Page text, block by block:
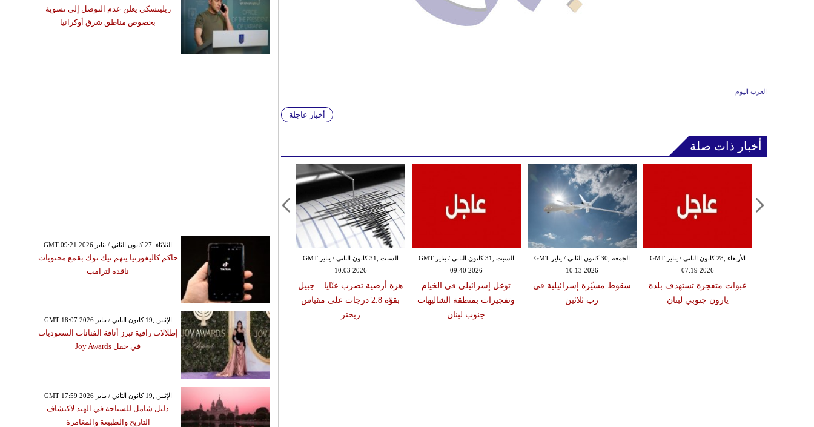
العرب اليوم
أخبار عاجلة
أخبار ذات صلة
السبت ,31 كانون الثاني / يناير GMT
10:03 2026
هزة أرضية تضرب عنّايا – جبيل
بقوّة 2.8 درجات على مقياس
ريختر
السبت ,31 كانون الثاني / يناير GMT
09:40 2026
توغل إسرائيلي في الخيام
وتفجيرات بمنطقة الشاليهات
جنوب لبنان
الجمعة ,30 كانون الثاني / يناير GMT
10:13 2026
سقوط مسيّرة إسرائيلية في
رب ثلاثين
الأربعاء ,28 كانون الثاني / يناير GMT
07:19 2026
عبوات متفجرة تستهدف بلدة
يارون جنوبي لبنان
زيلينسكي يعلن عدم التوصل إلى تسوية
بخصوص مناطق شرق أوكرانيا
GMT 09:21 2026 الثلاثاء ,27 كانون الثاني / يناير
حاكم كاليفورنيا يتهم تيك توك بقمع محتويات
ناقدة لترامب
GMT 18:07 2026 الإثنين ,19 كانون الثاني / يناير
إطلالات راقية تبرز أناقة الفنانات السعوديات
في حفل Joy Awards
GMT 17:59 2026 الإثنين ,19 كانون الثاني / يناير
دليل شامل للسياحة في الهند لاكتشاف
التاريخ والطبيعة والمغامرة